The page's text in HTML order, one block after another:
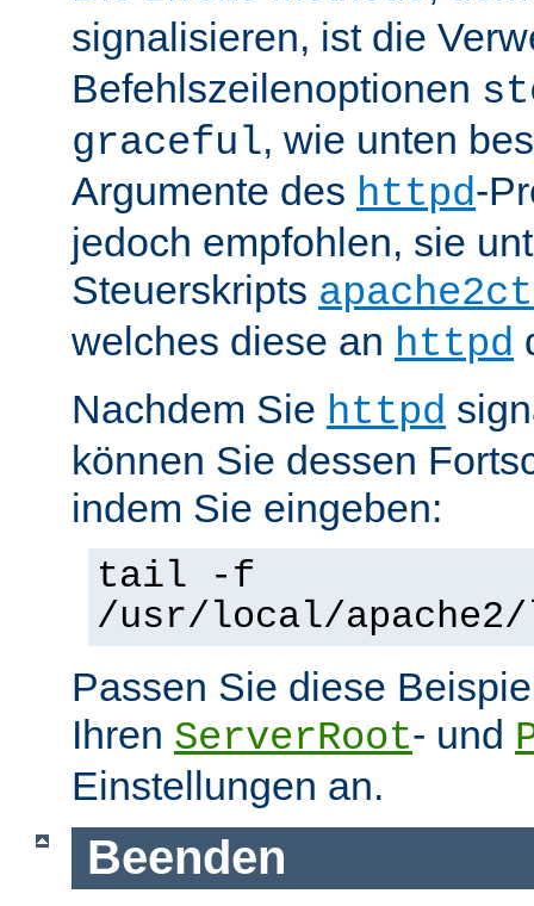
signalisieren, ist die
Befehlszeilenoptionen
graceful, wie unten
Argumente des httpd-
jedoch empfohlen, sie
Steuerskripts
welches diese an httpd
Nachdem Sie httpd
können Sie dessen
indem Sie eingeben:
tail -f
/usr/local/
Passen Sie diese
Ihren ServerRoot- und
Einstellungen an.
Beenden